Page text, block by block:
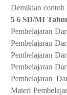
Demikian contoh
5 6 SD/MI
Pembelajaran
Pembelajaran
Pembelajaran
Pembelajaran
Pembelajaran
Materi